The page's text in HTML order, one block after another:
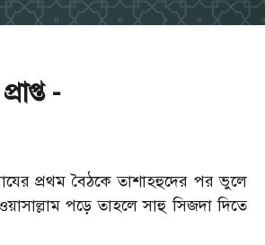
-
প্রথম বৈঠকে তাশাহহুদের পর ভুলে
পড়ে তাহলে সাহু সিজদা দিতে